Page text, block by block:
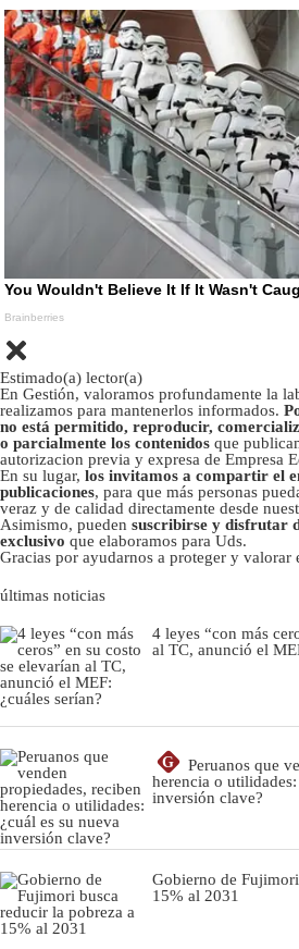
Estimado(a) lector(a)
En Gestión, valoramos profundamente la
realizamos para mantenerlos informados.
no está permitido, reproducir,
o parcialmente los contenidos que
autorizacion previa y expresa de Empresa
En su lugar, los invitamos a compartir el
publicaciones, para que más personas
veraz y de calidad directamente desde
Asimismo, pueden suscribirse y disfrutar
exclusivo que elaboramos para Uds.
Gracias por ayudarnos a proteger y valorar
últimas noticias
4 leyes “con más
al TC, anunció el
G
Peruanos que
herencia o
inversión clave?
Gobierno de
15% al 2031